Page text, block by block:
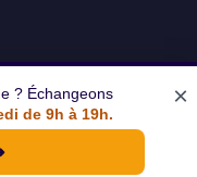
reserves
? Échangeons
de 9h à 19h.
×